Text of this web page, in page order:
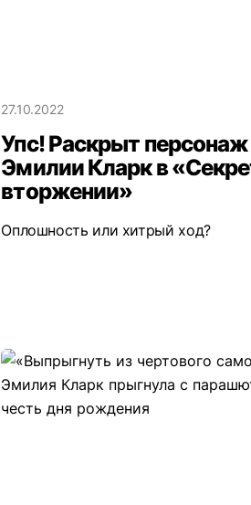
27.10.2022
Упс! Раскрыт персонаж
Эмилии Кларк в
вторжении»
Оплошность или хитрый ход?